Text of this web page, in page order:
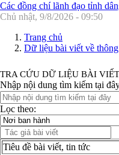
Các đồng chí lãnh đạo tỉnh
Chủ nhật, 9/8/2026 - 09:50
Trang chủ
Dữ liệu bài viết về
TRA CỨU DỮ LIỆU BÀI
Nhập nội dung tìm kiếm tại
Lọc theo:
Tiêu đề bài viết, tin tức